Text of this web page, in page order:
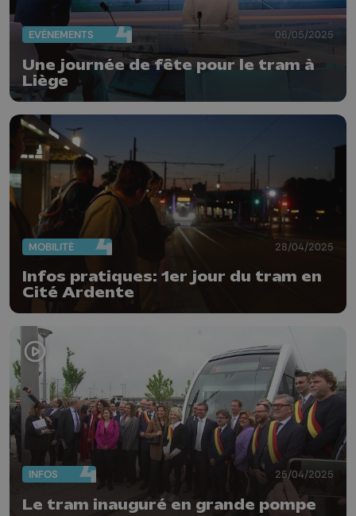
EVÈNEMENTS 06/05/2025
Une journée de fête pour le tram à
Liège
MOBILITÉ 28/04/2025
Infos pratiques: 1er jour du tram en
Cité Ardente
INFOS 25/04/2025
Le tram inauguré en grande pompe